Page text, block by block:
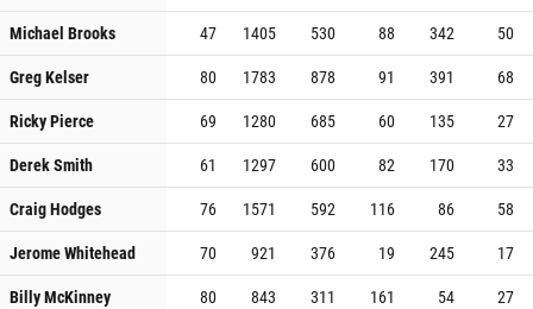
Michael Brooks
47 1405 530 88 342
50
Greg Kelser
80 1783 878 91 391
68
Ricky Pierce
69 1280 685 60 135
27
Derek Smith
61 1297 600 82 170
33
Craig Hodges
76 1571 592 116 86
58
Jerome Whitehead
70 921 376 19 245
17
Billy McKinney
80 843 311 161 54
27